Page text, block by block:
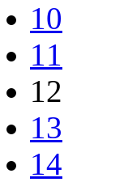
10
11
12
13
14